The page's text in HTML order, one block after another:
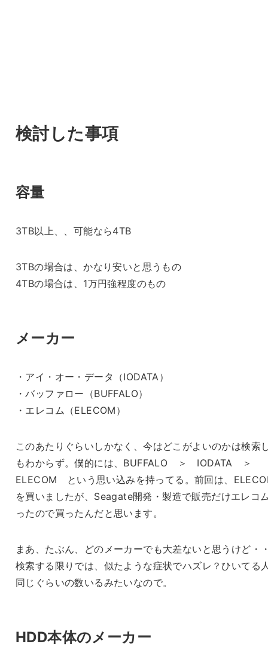
検討した事項
容量
3TB以上、、可能なら4TB
3TBの場合は、かなり安いと思うもの
4TBの場合は、1万円強程度のもの
メーカー
・アイ・オー・データ（IODATA）
・バッファロー（BUFFALO）
・エレコム（ELECOM）
このあたりぐらいしかなく、今はどこがよいのかは検索
もわからず。僕的には、BUFFALO ＞ IODATA ＞
ELECOM という思い込みを持ってる。前回は、
を買いましたが、Seagate開発・製造で販売だけエレコ
ったので買ったんだと思います。
まあ、たぶん、どのメーカーでも大差ないと思うけど・
検索する限りでは、似たような症状でハズレ？ひいてる
同じぐらいの数いるみたいなので。
HDD本体のメーカー